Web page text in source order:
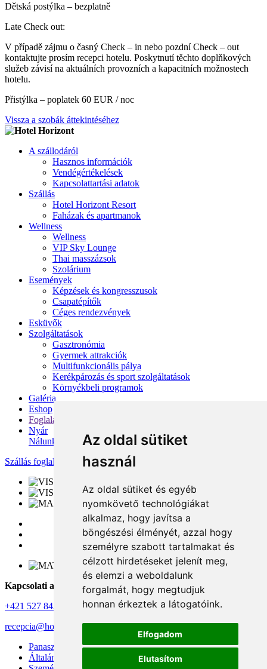
Az oldal sütiket
használ
Az oldal sütiket és egyéb
nyomkövető technológiákat
alkalmaz, hogy javítsa a
böngészési élményét, azzal hogy
személyre szabott tartalmakat és
célzott hirdetéseket jelenít meg,
és elemzi a weboldalunk
forgalmát, hogy megtudjuk
honnan érkeztek a látogatóink.
Elfogadom
Elutasítom
Dětská postýlka – bezplatně
Late Check out:
V případě zájmu o časný Check – in nebo pozdní Check – out
kontaktujte prosím recepci hotelu. Poskytnutí těchto doplňkových
služeb závisí na aktuálních provozních a kapacitních možnostech
hotelu.
Přistýlka – poplatek 60 EUR / noc
Vissza a szobák áttekintéséhez
A szállodáról
Hasznos információk
Vendégértékelések
Kapcsolattartási adatok
Szállás
Hotel Horizont Resort
Faházak és apartmanok
Wellness
Wellness
VIP Sky Lounge
Thai masszázsok
Szolárium
Események
Képzések és kongresszusok
Csapatépítők
Céges rendezvények
Esküvők
Szolgáltatások
Gasztronómia
Gyermek attrakciók
Multifunkcionális pálya
Kerékpározás és sport szolgáltatások
Környékbeli programok
Galéria
Eshop
Foglalás
Nyár
Nálunk
Szállás foglalása
Kapcsolati adatok
+421 527 843 344
recepcia@horizontresort.sk
Panaszkezelési szabályzat
Általános szerződési feltételek